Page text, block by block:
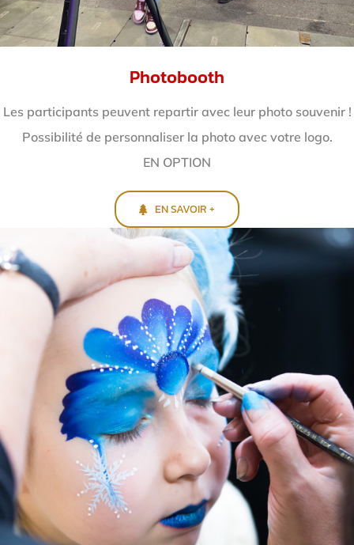
Photobooth
Les participants peuvent repartir avec leur photo souvenir !
Possibilité de personnaliser la photo avec votre logo.
EN OPTION
EN SAVOIR +